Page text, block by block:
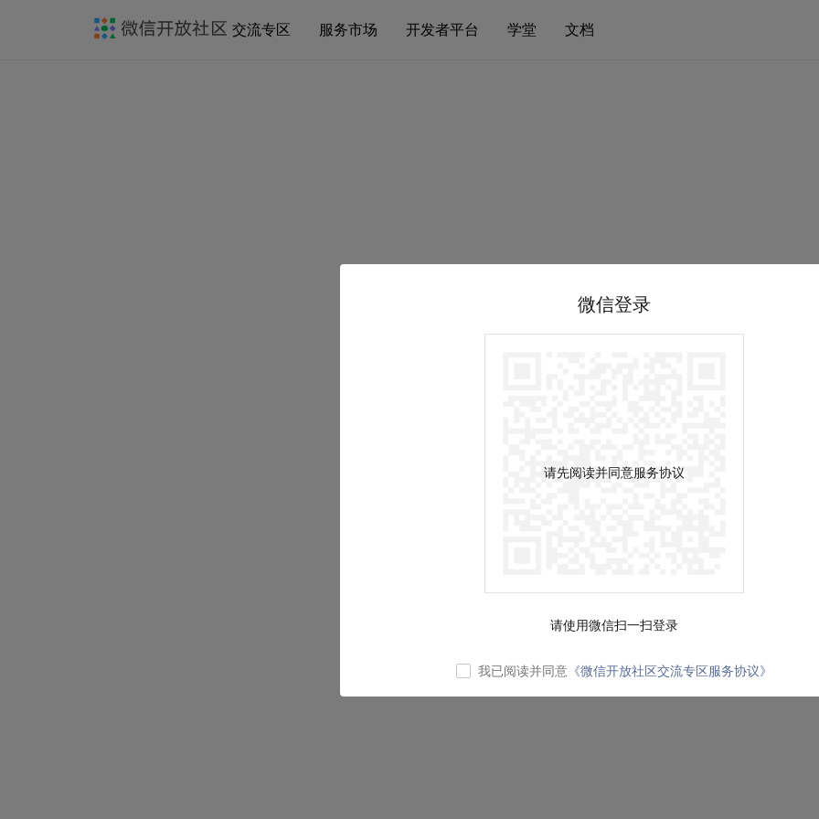
交流专区 服务市场 开发者平台 学堂 文档
微信登录
请先阅读并同意服务协议
请使用微信扫一扫登录
我已阅读并同意 《微信开放社区交流专区服务协议》